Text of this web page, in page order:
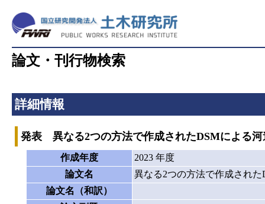
論文・刊行物検索
詳細情報
発表 異なる2つの方法で作成されたDSMによる
作成年度
2023 年度
論文名
異なる2つの方法で作成され
論文名（和訳）